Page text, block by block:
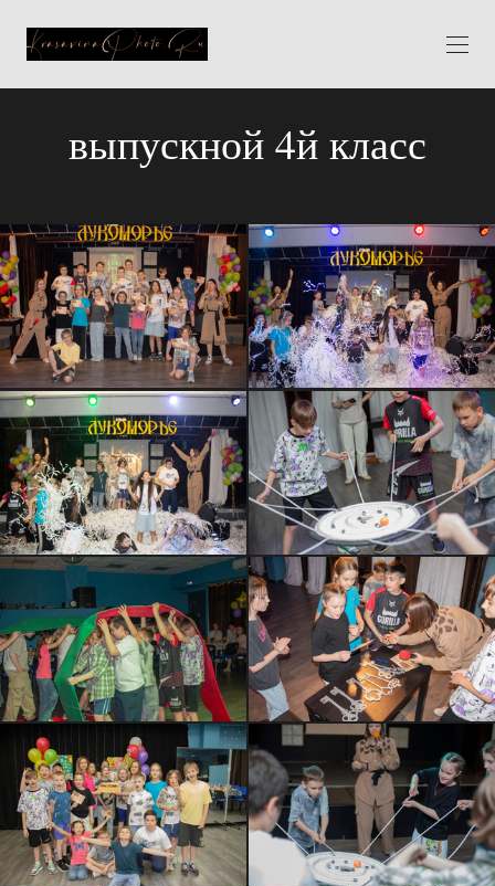
выпускной 4й класс